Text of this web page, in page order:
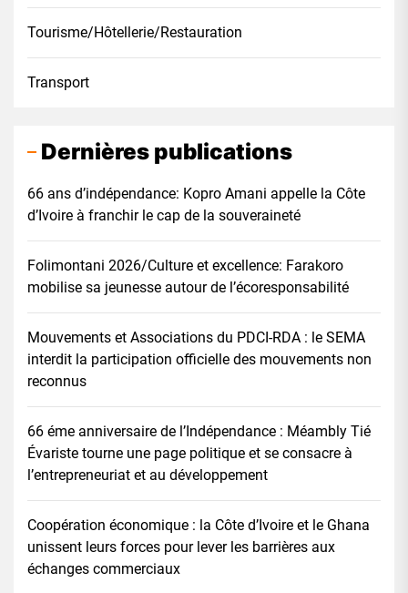
Tourisme/Hôtellerie/Restauration
Transport
Dernières publications
66 ans d’indépendance: Kopro Amani appelle la Côte
d’Ivoire à franchir le cap de la souveraineté
Folimontani 2026/Culture et excellence: Farakoro
mobilise sa jeunesse autour de l’écoresponsabilité
Mouvements et Associations du PDCI-RDA : le SEMA
interdit la participation officielle des mouvements non
reconnus
66 éme anniversaire de l’Indépendance : Méambly Tié
Évariste tourne une page politique et se consacre à
l’entrepreneuriat et au développement
Coopération économique : la Côte d’Ivoire et le Ghana
unissent leurs forces pour lever les barrières aux
échanges commerciaux